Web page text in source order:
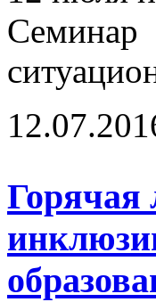
Семинар
Горячая